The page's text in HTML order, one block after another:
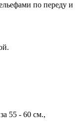
по переду и
55 - 60 см.,